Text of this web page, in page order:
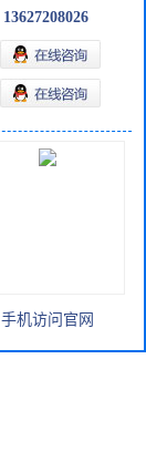
13627208026
手机访问官网